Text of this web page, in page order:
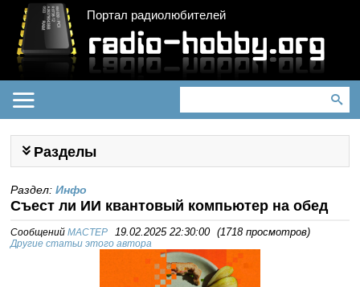
Портал радиолюбителей
Разделы
Раздел:Инфо
Съест ли ИИ квантовый компьютер на обед
СообщенийMACTEP 19.02.2025 22:30:00 (1718 просмотров)
Другие статьи этого автора